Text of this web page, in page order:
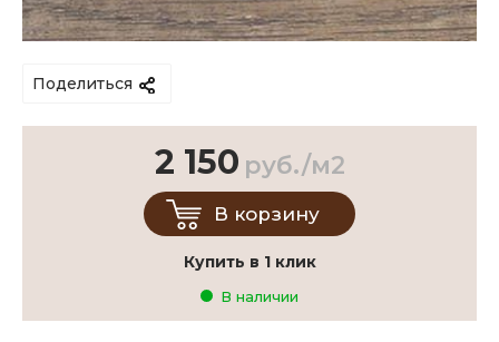
Поделиться
2 150 руб./м2
В корзину
Купить в 1 клик
В наличии